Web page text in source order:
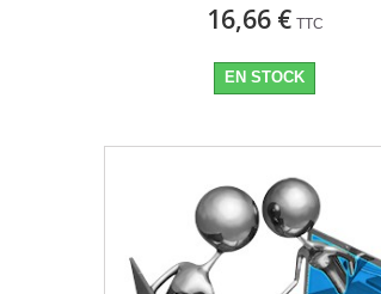
16,66 € TTC
EN STOCK